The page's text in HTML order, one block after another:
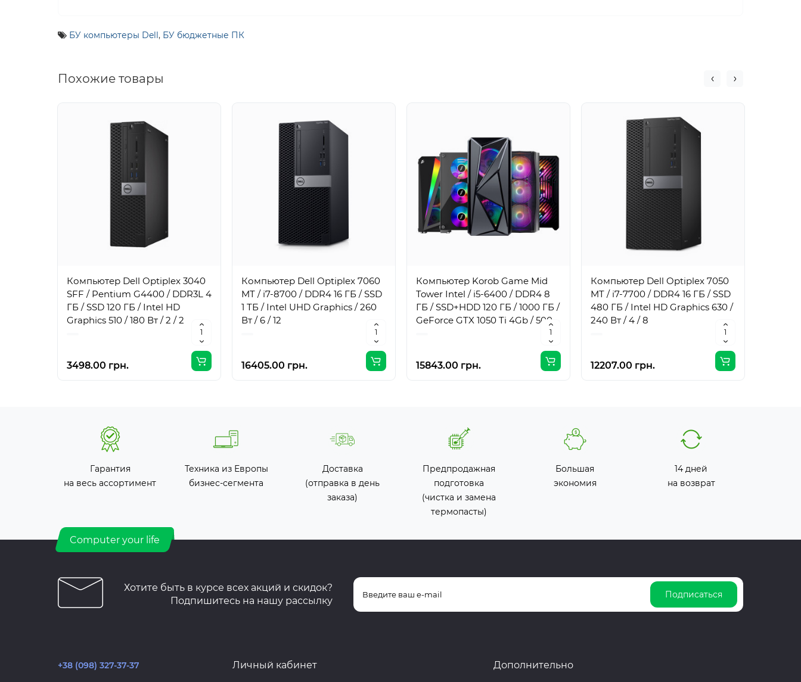
БУ компьютеры Dell, БУ бюджетные ПК
Похожие товары
Компьютер Dell Optiplex 3040
SFF / Pentium G4400 / DDR3L 4
ГБ / SSD 120 ГБ / Intel HD
Graphics 510 / 180 Вт / 2 / 2
3498.00 грн.
Компьютер Dell Optiplex 7060
MT / i7-8700 / DDR4 16 ГБ / SSD
1 ТБ / Intel UHD Graphics / 260
Вт / 6 / 12
16405.00 грн.
Компьютер Korob Game Mid
Tower Intel / i5-6400 / DDR4 8
ГБ / SSD+HDD 120 ГБ / 1000 ГБ /
GeForce GTX 1050 Ti 4Gb / 500
15843.00 грн.
Компьютер Dell Optiplex 7050
MT / i7-7700 / DDR4 16 ГБ / SSD
480 ГБ / Intel HD Graphics 630 /
240 Вт / 4 / 8
12207.00 грн.
Гарантия
на весь ассортимент
Техника из Европы
бизнес-сегмента
Доставка
(отправка в день
заказа)
Предпродажная
подготовка
(чистка и замена
термопасты)
Большая
экономия
14 дней
на возврат
Computer your life
Хотите быть в курсе всех акций и скидок?
Подпишитесь на нашу рассылку
Подписаться
+38 (098) 327-37-37 Личный кабинет Дополнительно